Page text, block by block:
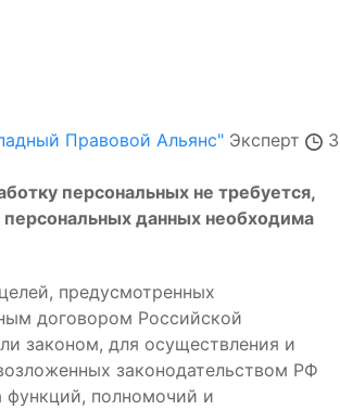
Правовой Альянс" Эксперт
3
персональных не требуется,
персональных данных необходима
предусмотренных
договором Российской
законом, для осуществления и
законодательством РФ
функций, полномочий и